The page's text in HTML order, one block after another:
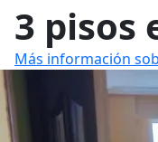
3 pisos
Más información